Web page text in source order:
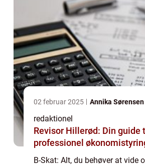
02 februar 2025 Annika Sørensen
redaktionel
Revisor Hillerød: Din guide
professionel
B-Skat: Alt, du behøver at vide